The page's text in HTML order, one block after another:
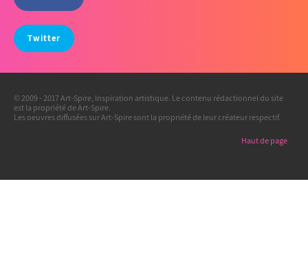
Twitter
© 2009 - 2017 Art-Spire, Inspiration artistique. Le contenu rédactionnel du site
est la propriété de Art-Spire.
Les oeuvres diffusées sur Art-Spire sont la propriété de leur créateur respectif.
Haut de page